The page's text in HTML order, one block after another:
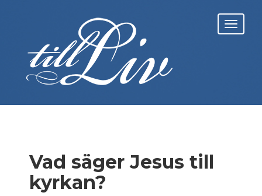
Vad säger Jesus till
kyrkan?